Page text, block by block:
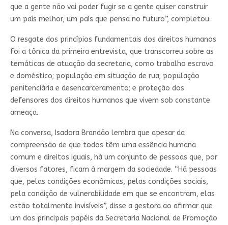
que a gente não vai poder fugir se a gente quiser construir
um país melhor, um país que pensa no futuro”, completou.
O resgate dos princípios fundamentais dos direitos humanos
foi a tônica da primeira entrevista, que transcorreu sobre as
temáticas de atuação da secretaria, como trabalho escravo
e doméstico; população em situação de rua; população
penitenciária e desencarceramento; e proteção dos
defensores dos direitos humanos que vivem sob constante
ameaça.
Na conversa, Isadora Brandão lembra que apesar da
compreensão de que todos têm uma essência humana
comum e direitos iguais, há um conjunto de pessoas que, por
diversos fatores, ficam à margem da sociedade. “Há pessoas
que, pelas condições econômicas, pelas condições sociais,
pela condição de vulnerabilidade em que se encontram, elas
estão totalmente invisíveis”, disse a gestora ao afirmar que
um dos principais papéis da Secretaria Nacional de Promoção